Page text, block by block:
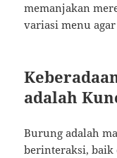
memanjakan
variasi menu
adalah
Burung adalah
berinteraksi, baik